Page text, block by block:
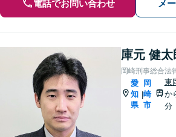
電話でお問い合わせ メ
庫元 健太
岡崎刑事総合法
愛
知
県
|
岡
崎
市
東
か
分